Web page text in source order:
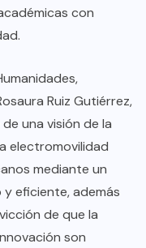
con
Ruiz Gutiérrez,
una visión de la
electromovilidad
mediante un
eficiente, además
de que la
son